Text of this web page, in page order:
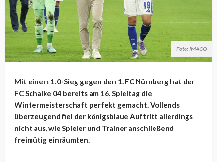
Foto: IMAGO
Mit einem 1:0-Sieg gegen den 1. FC Nürnberg hat der
FC Schalke 04 bereits am 16. Spieltag die
Wintermeisterschaft perfekt gemacht. Vollends
überzeugend fiel der königsblaue Auftritt allerdings
nicht aus, wie Spieler und Trainer anschließend
freimütig einräumten.